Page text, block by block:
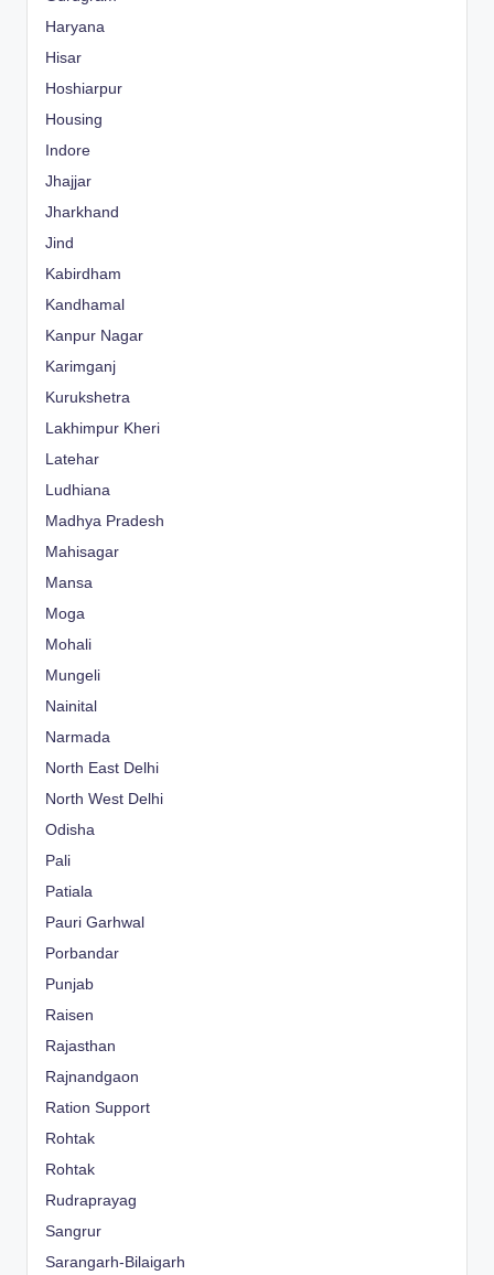
Haryana
Hisar
Hoshiarpur
Housing
Indore
Jhajjar
Jharkhand
Jind
Kabirdham
Kandhamal
Kanpur Nagar
Karimganj
Kurukshetra
Lakhimpur Kheri
Latehar
Ludhiana
Madhya Pradesh
Mahisagar
Mansa
Moga
Mohali
Mungeli
Nainital
Narmada
North East Delhi
North West Delhi
Odisha
Pali
Patiala
Pauri Garhwal
Porbandar
Punjab
Raisen
Rajasthan
Rajnandgaon
Ration Support
Rohtak
Rohtak
Rudraprayag
Sangrur
Sarangarh-Bilaigarh